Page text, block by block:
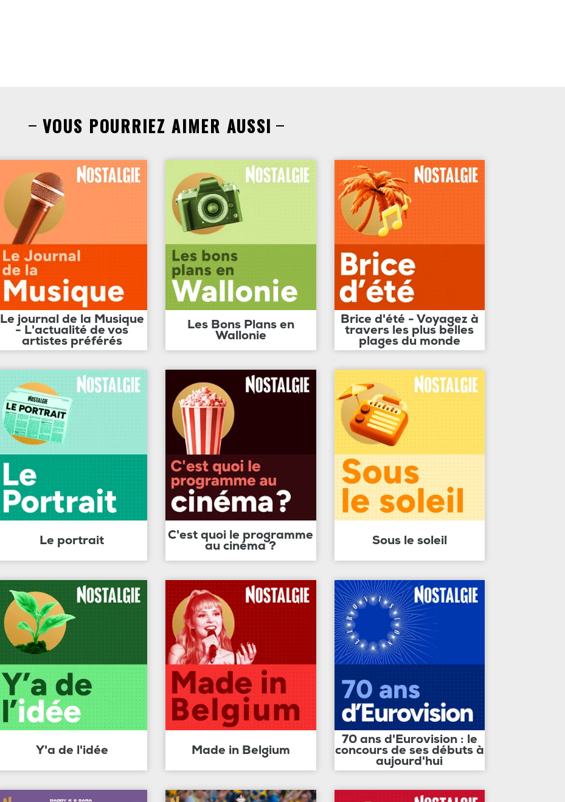
VOUS POURRIEZ AIMER AUSSI
Le journal de la Musique
- L'actualité de vos
artistes préférés
Les Bons Plans en
Wallonie
Brice d'été - Voyagez à
travers les plus belles
plages du monde
Le portrait C'est quoi le programme
au cinéma ? Sous le soleil
Y'a de l'idée Made in Belgium
70 ans d'Eurovision : le
concours de ses débuts à
aujourd'hui